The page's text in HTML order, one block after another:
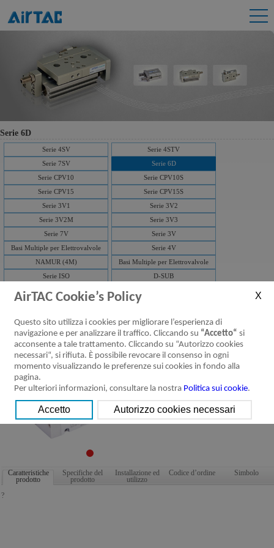
Serie 6D
Serie 4SV
Serie 4STV
Serie 7SV
Serie 6D
Serie CPV10
Serie CPV10S
Serie CPV15
Serie CPV15S
Serie 3V1
Serie 3V2
Serie 3V2M
Serie 3V3
Serie 7V
Serie 3V
Basi Multiple per Elettrovalvole
Serie 4V
NAMUR (4M)
Basi Multiple per Elettrovalvole
Serie ISO
D-SUB
Scaricare：
Caratteristiche
prodotto
Specifiche del
prodotto
Installazione ed
utilizzo
Codice d’ordine Simbolo
?
AirTAC Cookie’s Policy
Questo sito utilizza i cookies per migliorare l’esperienza di
navigazione e per analizzare il traffico. Cliccando su “Accetto“ si
acconsente a tale trattamento. Cliccando su “Autorizzo cookies
necessari“, si rifiuta. È possibile revocare il consenso in ogni
momento visualizzando le preferenze sui cookies in fondo alla
pagina.
Per ulteriori informazioni, consultare la nostra Politica sui cookie.